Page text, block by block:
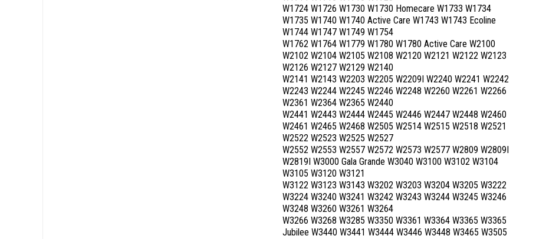
W1724 W1726 W1730 W1730 Homecare W1733 W1734
W1735 W1740 W1740 Active Care W1743 W1743 Ecoline
W1744 W1747 W1749 W1754
W1762 W1764 W1779 W1780 W1780 Active Care W2100
W2102 W2104 W2105 W2108 W2120 W2121 W2122 W2123
W2126 W2127 W2129 W2140
W2141 W2143 W2203 W2205 W2209I W2240 W2241 W2242
W2243 W2244 W2245 W2246 W2248 W2260 W2261 W2266
W2361 W2364 W2365 W2440
W2441 W2443 W2444 W2445 W2446 W2447 W2448 W2460
W2461 W2465 W2468 W2505 W2514 W2515 W2518 W2521
W2522 W2523 W2525 W2527
W2552 W2553 W2557 W2572 W2573 W2577 W2809 W2809I
W2819I W3000 Gala Grande W3040 W3100 W3102 W3104
W3105 W3120 W3121
W3122 W3123 W3143 W3202 W3203 W3204 W3205 W3222
W3224 W3240 W3241 W3242 W3243 W3244 W3245 W3246
W3248 W3260 W3261 W3264
W3266 W3268 W3285 W3350 W3361 W3364 W3365 W3365
Jubilee W3440 W3441 W3444 W3446 W3448 W3465 W3505